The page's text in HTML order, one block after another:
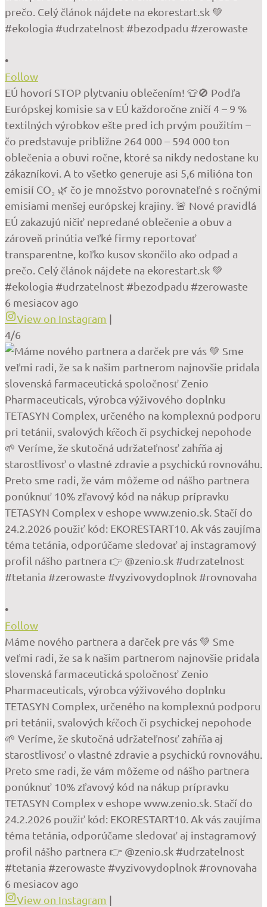
•
Follow
EÚ hovorí STOP plytvaniu oblečením! 👕🚫 Podľa
Európskej komisie sa v EÚ každoročne zničí 4 – 9 %
textilných výrobkov ešte pred ich prvým použitím –
čo predstavuje približne 264 000 – 594 000 ton
oblečenia a obuvi ročne, ktoré sa nikdy nedostane ku
zákazníkovi. A to všetko generuje asi 5,6 milióna ton
emisií CO₂ 🌿 čo je množstvo porovnateľné s ročnými
emisiami menšej európskej krajiny. 🚨 Nové pravidlá
EÚ zakazujú ničiť nepredané oblečenie a obuv a
zároveň prinútia veľké firmy reportovať
transparentne, koľko kusov skončilo ako odpad a
prečo. Celý článok nájdete na ekorestart.sk 💚
#ekologia #udrzatelnost #bezodpadu #zerowaste
6 mesiacov ago
View on Instagram |
4/6
•
Follow
Máme nového partnera a darček pre vás 💚 Sme
veľmi radi, že sa k našim partnerom najnovšie pridala
slovenská farmaceutická spoločnosť Zenio
Pharmaceuticals, výrobca výživového doplnku
TETASYN Complex, určeného na komplexnú podporu
pri tetánii, svalových kŕčoch či psychickej nepohode
🌱 Veríme, že skutočná udržateľnosť zahŕňa aj
starostlivosť o vlastné zdravie a psychickú rovnováhu.
Preto sme radi, že vám môžeme od nášho partnera
ponúknuť 10% zľavový kód na nákup prípravku
TETASYN Complex v eshope www.zenio.sk. Stačí do
24.2.2026 použiť kód: EKORESTART10. Ak vás zaujíma
téma tetánia, odporúčame sledovať aj instagramový
profil nášho partnera 👉 @zenio.sk #udrzatelnost
#tetania #zerowaste #vyzivovydoplnok #rovnovaha
6 mesiacov ago
View on Instagram |